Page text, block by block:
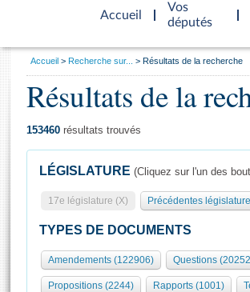
Accueil
d'accueil
Vos
députés
Présidence
577 députés
Groupes politiques
Séance publique
Commissions et autres organes
Europe et International
Général
Rôle et pouvoirs de l'Assemblée
Organisation de l'Assemblée
Présidence Conférence des Présidents
Visiter l'Assemblée
Visite virtuelle du palais Bourbon
Assister à une séance
Vous
Accueil Recherche sur... Résultats de la recherche
Résultats de la
153460 résultats trouvés
LÉGISLATURE (Cliquez sur l'un des
17e législature (X) Précédentes
TYPES DE DOCUMENTS
Amendements (122906) Questions
Propositions (2244) Rapports (1001)